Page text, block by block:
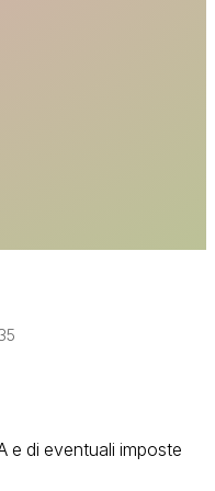
e di eventuali imposte